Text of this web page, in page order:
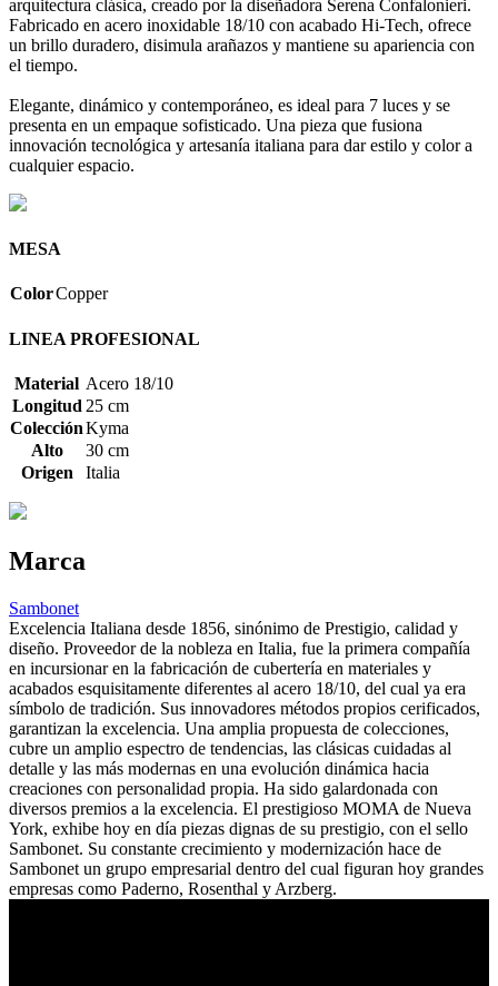
arquitectura clásica, creado por la diseñadora Serena Confalonieri.
Fabricado en acero inoxidable 18/10 con acabado Hi-Tech, ofrece
un brillo duradero, disimula arañazos y mantiene su apariencia con
el tiempo.
Elegante, dinámico y contemporáneo, es ideal para 7 luces y se
presenta en un empaque sofisticado. Una pieza que fusiona
innovación tecnológica y artesanía italiana para dar estilo y color a
cualquier espacio.
MESA
ColorCopper
LINEA PROFESIONAL
Material Acero 18/10
Longitud 25 cm
ColecciónKyma
Alto
30 cm
Origen
Italia
Marca
Sambonet
Excelencia Italiana desde 1856, sinónimo de Prestigio, calidad y
diseño. Proveedor de la nobleza en Italia, fue la primera compañía
en incursionar en la fabricación de cubertería en materiales y
acabados esquisitamente diferentes al acero 18/10, del cual ya era
símbolo de tradición. Sus innovadores métodos propios cerificados,
garantizan la excelencia. Una amplia propuesta de colecciones,
cubre un amplio espectro de tendencias, las clásicas cuidadas al
detalle y las más modernas en una evolución dinámica hacia
creaciones con personalidad propia. Ha sido galardonada con
diversos premios a la excelencia. El prestigioso MOMA de Nueva
York, exhibe hoy en día piezas dignas de su prestigio, con el sello
Sambonet. Su constante crecimiento y modernización hace de
Sambonet un grupo empresarial dentro del cual figuran hoy grandes
empresas como Paderno, Rosenthal y Arzberg.